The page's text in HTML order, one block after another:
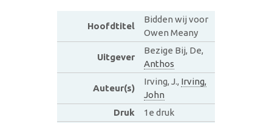
Hoofdtitel
Bidden wij voor
Owen Meany
Uitgever
Bezige Bij, De,
Anthos
Auteur(s)
Irving, J., Irving,
John
Druk
1e druk